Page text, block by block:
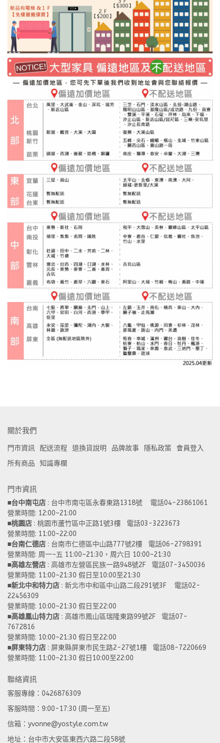
關於我們
門市資訊 配送流程 退換貨說明 品牌故事 隱私政策
會員登入
所有商品
知識專欄
門市資訊
■台中南屯店 : 台中市南屯區永春東路1318號    電話04-23861061
營業時間: 12:00~21:00
■桃園店 : 桃園市蘆竹區中正路1號3樓   電話03-3223673
營業時間: 11:00~22:00
■台南仁德店 : 台南市仁德區中山路777號2樓   電話06-2798391
營業時間: 周一~五 11:00~21:30，周六日 10:00~21:30
■高雄左營店 : 高雄市左營區民族一路948號2F   電話07-3450036
營業時間: 11:00~21:30 假日至10:00至21:30
■新北中和特力店 : 新北市中和區中山路二段291號3F    電話02-
22456309
營業時間: 10:00~21:30 假日至22:00
■高雄鳳山特力店 : 高雄市鳳山區瑞隆東路99號2F   電話07-
7672816
營業時間: 10:00~21:30 假日至22:00
■屏東特力店 : 屏東縣屏東市民生路2-27號1樓   電話08-7220669
營業時間: 11:00~21:30 假日10:00至22:00
聯絡資訊
客服專線：0426876309
客服時間：9:00-17:30 (周一至五)
信箱：yvonne@yostyle.com.tw
地址：台中市大安區東西六路二段58號